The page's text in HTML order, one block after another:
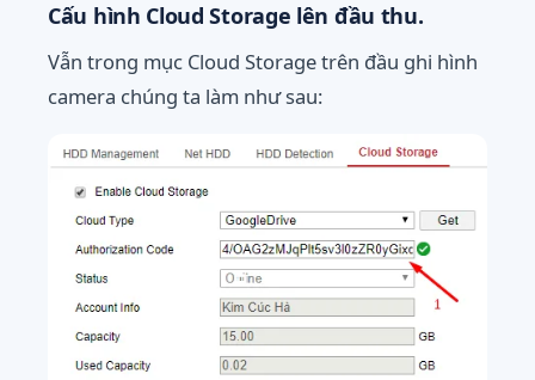
Cấu hình Cloud Storage lên đầu thu.
Vẫn trong mục Cloud Storage trên đầu ghi hình
camera chúng ta làm như sau: